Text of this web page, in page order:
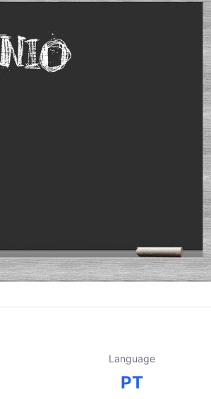
Language
PT